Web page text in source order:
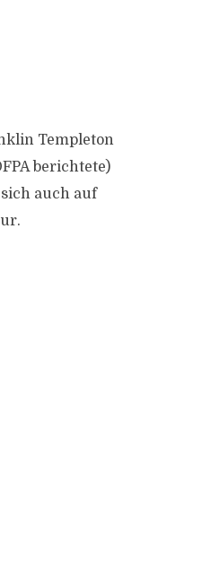
Templeton
berichtete)
auch auf